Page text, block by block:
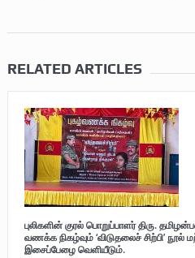
RELATED ARTICLES
புலிகளின் குரல் பொறுப்பாளர் திரு.
வணக்க நிகழ்வும் ‘விடுதலைச் சிற்பி’ நூல்
இசைப்பேழை வெளியீடும்.